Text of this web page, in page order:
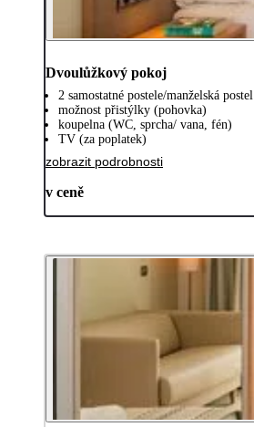
Dvoulůžkový pokoj
2 samostatné postele/manželská postel
možnost přistýlky (pohovka)
koupelna (WC, sprcha/ vana, fén)
TV (za poplatek)
zobrazit podrobnosti
v ceně